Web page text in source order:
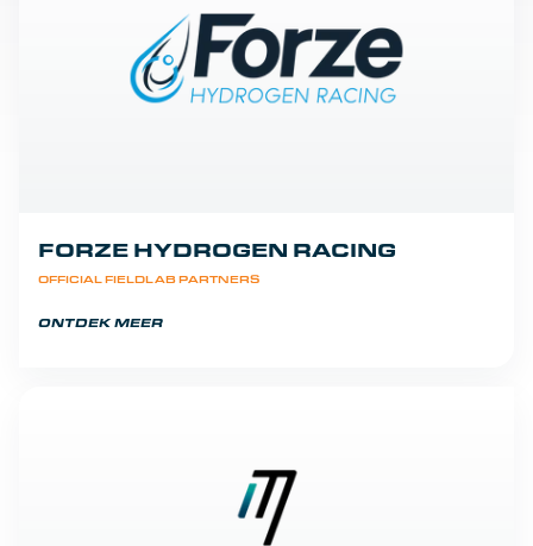
OFFICIAL FIELDLAB PARTNERS
FORZE HYDROGEN RACING
ONTDEK MEER